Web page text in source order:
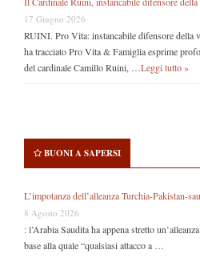
17 Giugno 2026
RUINI. Pro Vita: instancabile difensore della
ha tracciato Pro Vita & Famiglia esprime
del cardinale Camillo Ruini, … Leggi tutto »
BUONI A SAPERSI
L’impotanza dell’alleanza Turchia-Pakistan-
8 Agosto 2026
: l’Arabia Saudita ha appena stretto
base alla quale “qualsiasi attacco a …